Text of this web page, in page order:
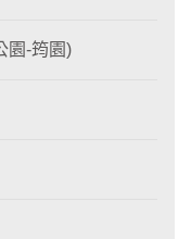
園-筠園)